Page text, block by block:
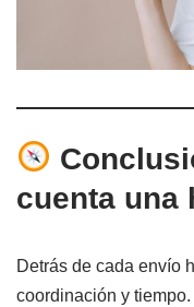
cuenta una
Detrás de cada envío
coordinación y